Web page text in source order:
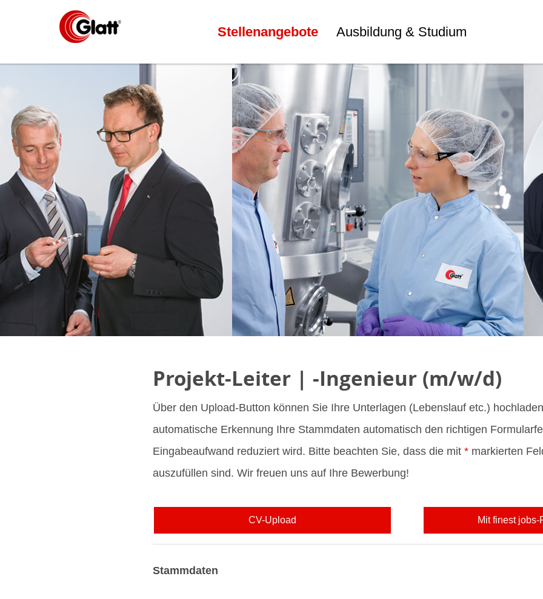
Stellenangebote Ausbildung & Studium
Projekt-Leiter | -Ingenieur (m/w/d)
Über den Upload-Button können Sie Ihre Unterlagen (Lebenslauf etc.)
automatische Erkennung Ihre Stammdaten automatisch den richtigen
Eingabeaufwand reduziert wird. Bitte beachten Sie, dass die mit * markierten
auszufüllen sind. Wir freuen uns auf Ihre Bewerbung!
CV-Upload Mit finest
Stammdaten